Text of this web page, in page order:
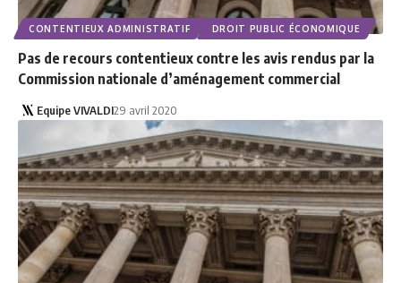
CONTENTIEUX ADMINISTRATIF DROIT PUBLIC ÉCONOMIQUE
Pas de recours contentieux contre les avis rendus par la
Commission nationale d’aménagement commercial
Equipe VIVALDI29 avril 2020